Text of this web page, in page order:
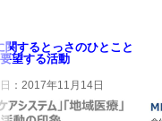
関するとっさのひとこと
要望する活動
日：2017年11月14日